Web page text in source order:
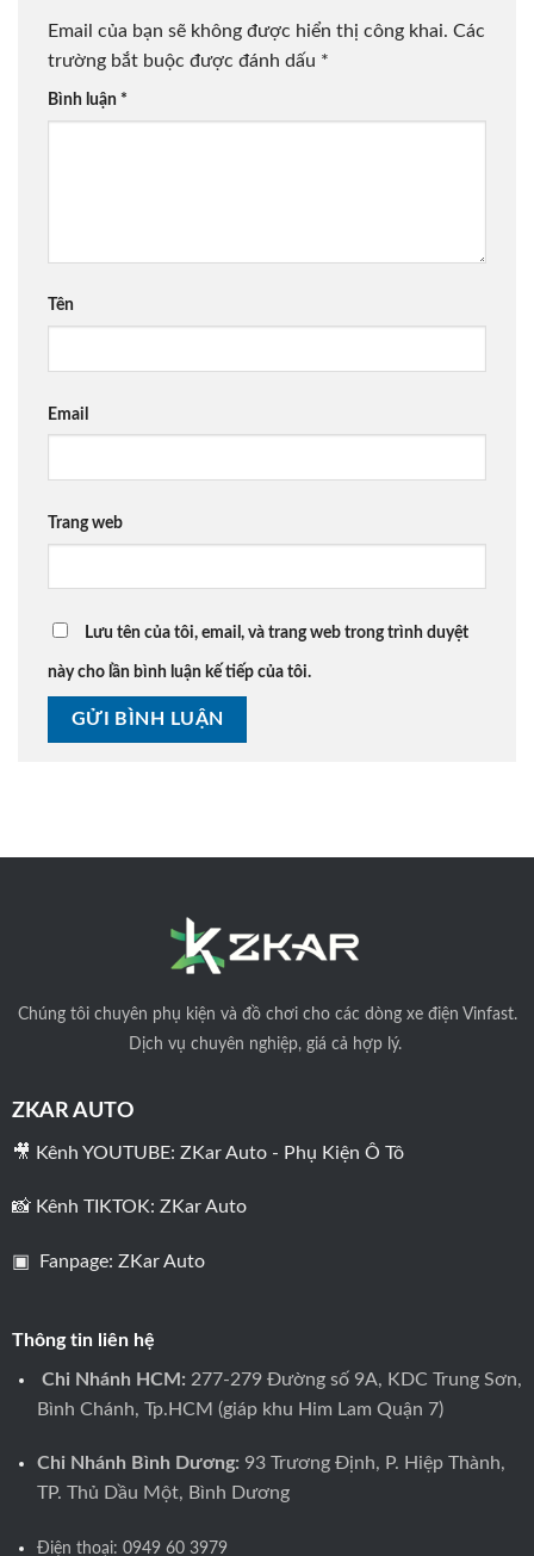
Email của bạn sẽ không được hiển thị công khai. Các
trường bắt buộc được đánh dấu *
Bình luận *
Tên
Email
Trang web
Lưu tên của tôi, email, và trang web trong trình duyệt
này cho lần bình luận kế tiếp của tôi.
Chúng tôichuyên phụ kiện và đồ chơi cho các dòng xe điện Vinfast.
Dịch vụ chuyên nghiệp, giá cả hợp lý.
ZKAR AUTO
🎥 Kênh YOUTUBE: ZKar Auto - Phụ Kiện Ô Tô
📸 Kênh TIKTOK: ZKar Auto
▣ Fanpage: ZKar Auto
Thông tin liên hệ
Chi Nhánh HCM: 277-279 Đường số 9A, KDC Trung Sơn,
Bình Chánh, Tp.HCM (giáp khu Him Lam Quận 7)
Chi Nhánh Bình Dương: 93 Trương Định, P. Hiệp Thành,
TP. Thủ Dầu Một, Bình Dương
Điện thoại: 0949 60 3979